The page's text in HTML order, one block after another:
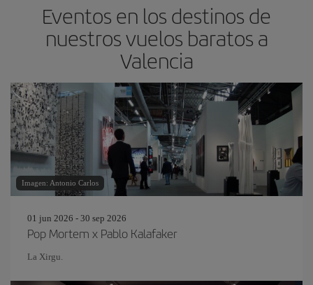
Eventos en los destinos de
nuestros vuelos baratos a
Valencia
Imagen: Antonio Carlos
01 jun 2026 - 30 sep 2026
Pop Mortem x Pablo Kalafaker
La Xirgu.